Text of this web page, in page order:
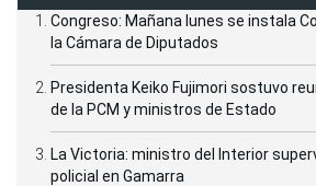
Congreso: Mañana lunes se instala
la Cámara de Diputados
Presidenta Keiko Fujimori sostuvo
de la PCM y ministros de Estado
La Victoria: ministro del Interior
policial en Gamarra